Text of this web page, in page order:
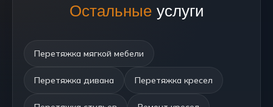
Остальныеуслуги
Перетяжка мягкой мебели
Перетяжка дивана Перетяжка кресел